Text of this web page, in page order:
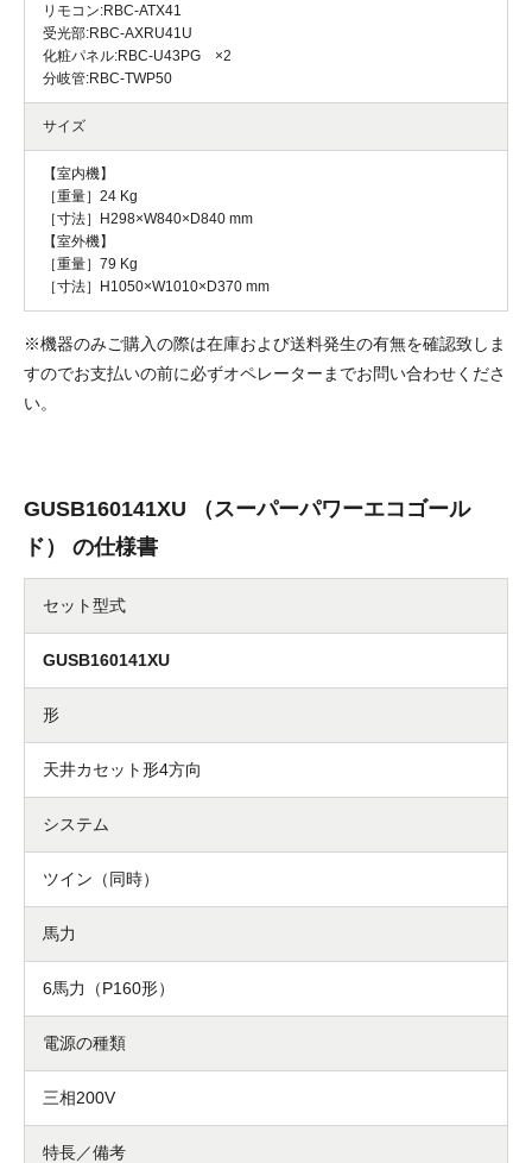
リモコン:RBC-ATX41
受光部:RBC-AXRU41U
化粧パネル:RBC-U43PG ×2
分岐管:RBC-TWP50
サイズ
【室内機】
［重量］24 Kg
［寸法］H298×W840×D840 mm
【室外機】
［重量］79 Kg
［寸法］H1050×W1010×D370 mm
※機器のみご購入の際は在庫および送料発生の有無を確認致しま
すのでお支払いの前に必ずオペレーターまでお問い合わせくださ
い。
GUSB160141XU （スーパーパワーエコゴール
ド） の仕様書
セット型式
GUSB160141XU
形
天井カセット形4方向
システム
ツイン（同時）
馬力
6馬力（P160形）
電源の種類
三相200V
特長／備考